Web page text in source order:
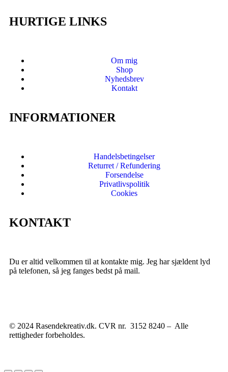
HURTIGE LINKS
Om mig
Shop
Nyhedsbrev
Kontakt
INFORMATIONER
Handelsbetingelser
Returret / Refundering
Forsendelse
Privatlivspolitik
Cookies
KONTAKT
Du er altid velkommen til at kontakte mig. Jeg har sjældent lyd
på telefonen, så jeg fanges bedst på mail.
© 2024 Rasendekreativ.dk. CVR nr. 3152 8240 – Alle
rettigheder forbeholdes.